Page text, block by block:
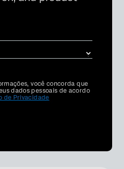
×
você concorda que
dados pessoais de acordo
de Privacidade